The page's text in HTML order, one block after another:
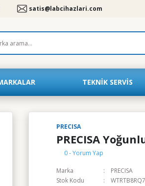
satis@labcihazlari.com
TEKNIK SERVIS
PRECISA
PRECISA
0 - Yorum Yap
Marka
PRECISA
Stok Kodu